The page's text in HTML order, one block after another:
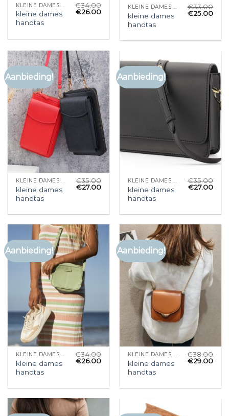
KLEINE DAMES HANDTAS
kleine dames
handtas
€34.00
€26.00
KLEINE DAMES HANDTAS
kleine dames
handtas
€33.00
€25.00
Aanbieding!
KLEINE DAMES HANDTAS
kleine dames
handtas
€35.00
€27.00
Aanbieding!
KLEINE DAMES HANDTAS
kleine dames
handtas
€35.00
€27.00
Aanbieding!
KLEINE DAMES HANDTAS
kleine dames
handtas
€34.00
€26.00
Aanbieding!
KLEINE DAMES HANDTAS
kleine dames
handtas
€38.00
€29.00